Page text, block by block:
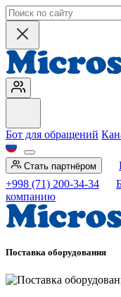
Бот для обращений
Стать партнёром
+998 (71) 200-34-34
компанию
Поставка оборудования